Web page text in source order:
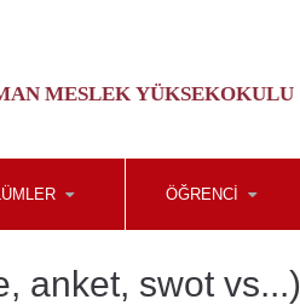
MESLEK YÜKSEKOKULU
ÖĞRENCI
anket, swot vs...)